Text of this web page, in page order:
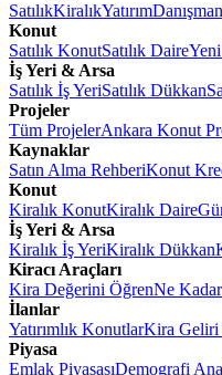
SatılıkKiralıkYatırım
Konut
Satılık KonutSatılık Daire
İş Yeri & Arsa
Satılık İş YeriSatılık Dükkan
Projeler
Tüm ProjelerAnkara Konut
Kaynaklar
Satın Alma RehberiKonut
Konut
Kiralık KonutKiralık Daire
İş Yeri & Arsa
Kiralık İş YeriKiralık Dükkan
Kiracı Araçları
Kira Değerini ÖğrenNe
İlanlar
Yatırımlık KonutlarKira Geliri
Piyasa
Emlak PiyasasıDemografi